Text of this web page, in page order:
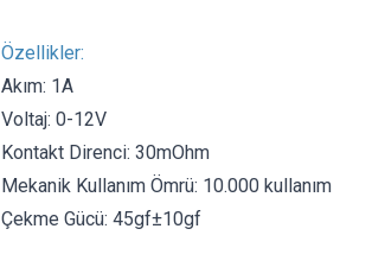
Özellikler:
Akım: 1A
Voltaj: 0-12V
Kontakt Direnci: 30mOhm
Mekanik Kullanım Ömrü: 10.000 kullanım
Çekme Gücü: 45gf±10gf